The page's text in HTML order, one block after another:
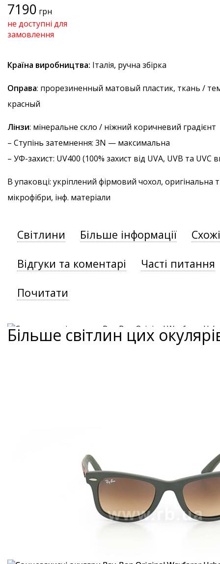
7190 грн
не доступні для
замовлення
Країна виробництва: Італія, ручна збірка
Оправа: прорезиненный матовый пластик, ткань /
красный
Лінзи: мінеральне скло / ніжний коричневий градієнт
– Ступінь затемнення: 3N — максимальна
– УФ-захист: UV400 (100% захист від UVA, UVB та
В упаковці: укріплений фірмовий чохол, оригінальна
мікрофібри, інф. матеріали
Світлини Більше інформації
Відгуки та коментарі Часті питання
Почитати
Більше світлин цих